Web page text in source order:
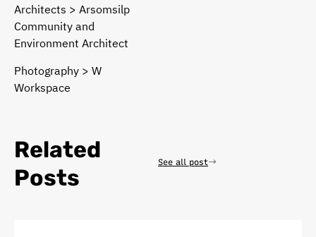
Architects > Arsomsilp
Community and
Environment Architect
Photography > W
Workspace
Related
Posts
See all post